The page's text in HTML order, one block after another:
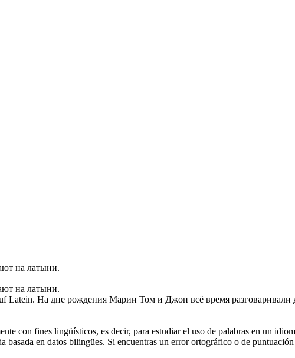
на латыни.
на латыни.
Latein. На дне рождения Марии Том и Джон всё время разговаривали
con fines lingüísticos, es decir, para estudiar el uso de palabras en un
basada en datos bilingües. Si encuentras un error ortográfico o de